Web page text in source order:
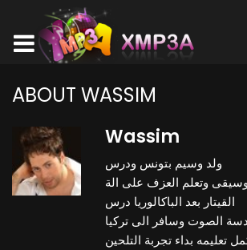
ABOUT WASSIM
Wassim
ولد وسيم بتونس ودرس
وتعلم العزف على الة
القيتار بعد الباكالوريا درس
الصوت وسافر الى تركيا
تعليمه بداء تجربة التلحين